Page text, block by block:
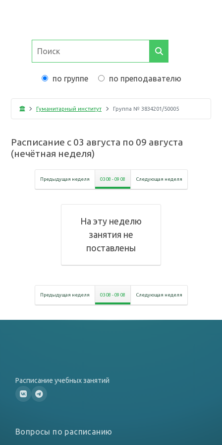
по группе по преподавателю
Гуманитарный институт Группа № 3834201/50005
Расписание с 03 августа по 09 августа
(нечётная неделя)
Предыдущая неделя 03 08 -09 08 Следующая неделя
На эту неделю
занятия не
поставлены
Предыдущая неделя 03 08 -09 08 Следующая неделя
Расписание учебных занятий
Вопросы по расписанию